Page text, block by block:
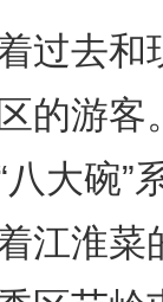
过去和
的游客
大碗”
江淮菜